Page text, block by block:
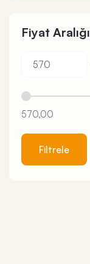
Fiyat Aralığı
570,00
Filtrele